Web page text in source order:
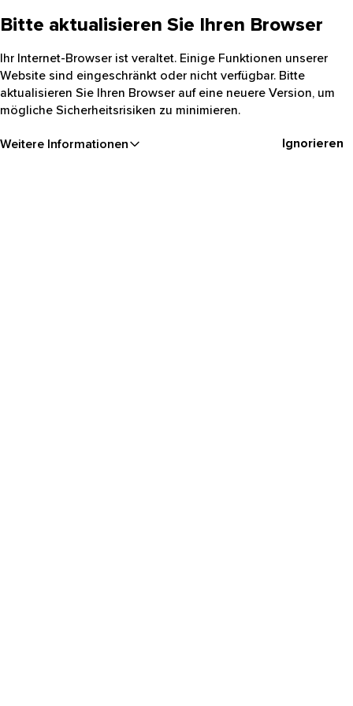
Bitte aktualisieren Sie Ihren Browser
Ihr Internet-Browser ist veraltet. Einige Funktionen unserer
Website sind eingeschränkt oder nicht verfügbar. Bitte
aktualisieren Sie Ihren Browser auf eine neuere Version, um
mögliche Sicherheitsrisiken zu minimieren.
Weitere Informationen Ignorieren